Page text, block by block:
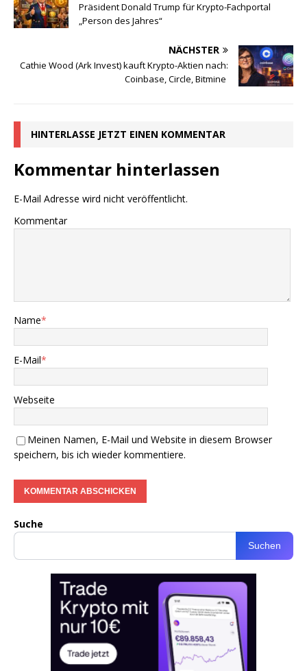
Präsident Donald Trump für Krypto-Fachportal
„Person des Jahres“
NÄCHSTER
Cathie Wood (Ark Invest) kauft Krypto-Aktien nach:
Coinbase, Circle, Bitmine
HINTERLASSE JETZT EINEN KOMMENTAR
Kommentar hinterlassen
E-Mail Adresse wird nicht veröffentlicht.
Kommentar
Name*
E-Mail*
Webseite
Meinen Namen, E-Mail und Website in diesem Browser
speichern, bis ich wieder kommentiere.
Suche
Suchen